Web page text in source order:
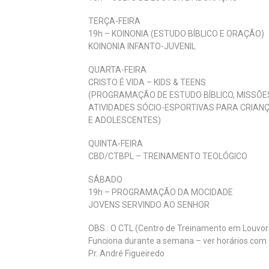
TERÇA-FEIRA
19h – KOINONIA (ESTUDO BÍBLICO E ORAÇÃO)
KOINONIA INFANTO-JUVENIL
QUARTA-FEIRA
CRISTO É VIDA – KIDS & TEENS
(PROGRAMAÇÃO DE ESTUDO BÍBLICO,
ATIVIDADES SÓCIO-ESPORTIVAS PARA
E ADOLESCENTES)
QUINTA-FEIRA
CBD/CTBPL – TREINAMENTO TEOLÓGICO
SÁBADO
19h – PROGRAMAÇÃO DA MOCIDADE
JOVENS SERVINDO AO SENHOR
OBS.: O CTL (Centro de Treinamento em
Funciona durante a semana – ver horários com
Pr. André Figueiredo